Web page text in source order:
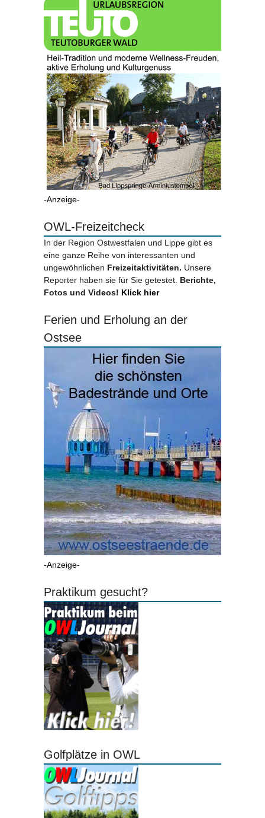
-Anzeige-
OWL-Freizeitcheck
In der Region Ostwestfalen und Lippe gibt es
eine ganze Reihe von interessanten und
ungewöhnlichen Freizeitaktivitäten. Unsere
Reporter haben sie für Sie getestet. Berichte,
Fotos und Videos! Klick hier
Ferien und Erholung an der
Ostsee
-Anzeige-
Praktikum gesucht?
Golfplätze in OWL